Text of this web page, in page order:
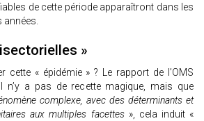
de cette période apparaîtront dans les
années.
»
cette « épidémie » ? Le rapport de l’OMS
n’y a pas de recette magique, mais que
complexe, avec des déterminants et
aux multiples facettes», cela induit «